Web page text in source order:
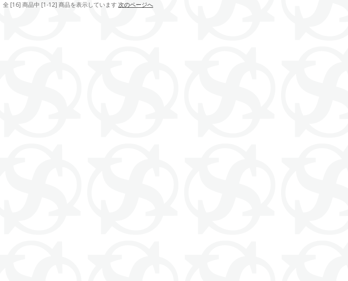
全 [16] 商品中 [1-12] 商品を表示しています 次のページへ